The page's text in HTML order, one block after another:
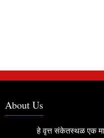
About Us
हे वृत्त संकेतस्थळ एक